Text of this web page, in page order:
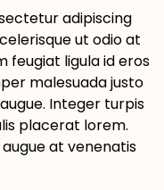
adipiscing
ut odio at
feugiat ligula id eros
malesuada justo
Integer turpis
placerat lorem.
at venenatis